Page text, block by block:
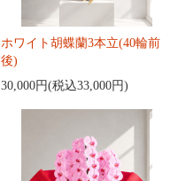
ホワイト胡蝶蘭3本立(40輪前
後)
30,000円(税込33,000円)